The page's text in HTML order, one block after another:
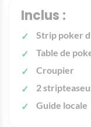
Inclus :
Strip poker
Table de
Croupier
2
Guide locale